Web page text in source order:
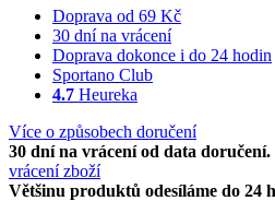
Doprava od 69 Kč
30 dní na vrácení
Doprava dokonce i do 24 hodin
Sportano Club
4.7 Heureka
Více o způsobech doručení
30 dní na vrácení od data doručení.
vrácení zboží
Většinu produktů odesíláme do 24